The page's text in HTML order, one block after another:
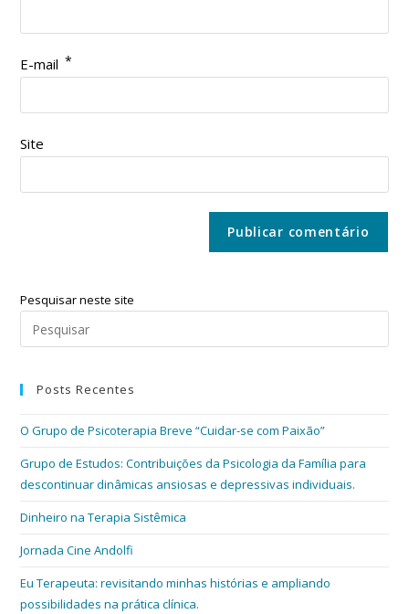
E-mail *
Site
Pesquisar neste site
Posts Recentes
O Grupo de Psicoterapia Breve “Cuidar-se com Paixão”
Grupo de Estudos: Contribuições da Psicologia da Família para
descontinuar dinâmicas ansiosas e depressivas individuais.
Dinheiro na Terapia Sistêmica
Jornada Cine Andolfi
Eu Terapeuta: revisitando minhas histórias e ampliando
possibilidades na prática clínica.